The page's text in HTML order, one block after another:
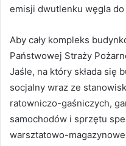
emisji dwutlenku węgla do
Aby cały kompleks
Państwowej Straży
Jaśle, na który składa się
socjalny wraz ze
ratowniczo-gaśniczych,
samochodów i sprzętu
warsztatowo-